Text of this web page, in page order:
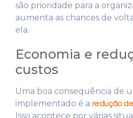
são prioridade para a
aumenta as chances de
ela.
Economia e
custos
Uma boa consequência de
implementado é a redução
Isso acontece por várias